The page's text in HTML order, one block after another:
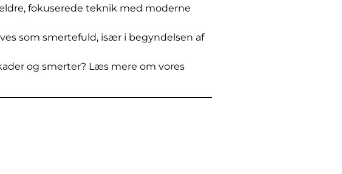
fokuserede teknik med moderne
som smertefuld, især i begyndelsen af
og smerter? Læs mere om vores